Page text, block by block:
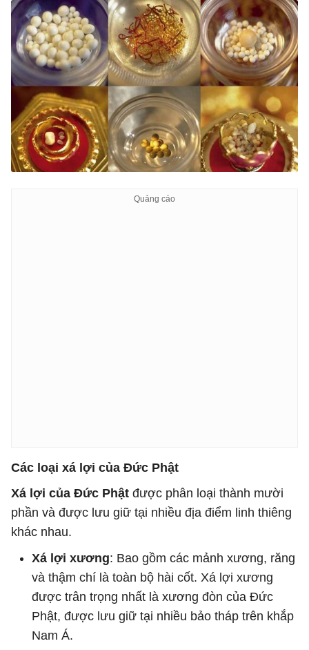
Các loại xá lợi của Đức Phật
Xá lợi của Đức Phật được phân loại thành mười
phần và được lưu giữ tại nhiều địa điểm linh thiêng
khác nhau.
Xá lợi xương: Bao gồm các mảnh xương, răng
và thậm chí là toàn bộ hài cốt. Xá lợi xương
được trân trọng nhất là xương đòn của Đức
Phật, được lưu giữ tại nhiều bảo tháp trên khắp
Nam Á.